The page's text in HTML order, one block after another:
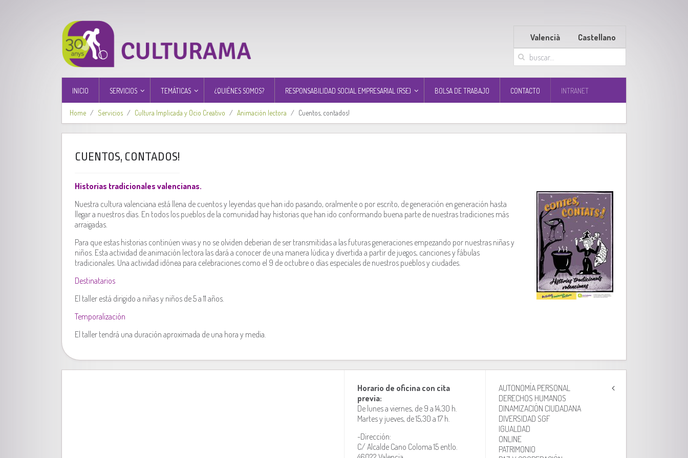
Valencià Castellano
INICIO SERVICIOS TEMÁTICAS ¿QUIÉNES SOMOS? RESPONSABILIDAD SOCIAL EMPRESARIAL (RSE) BOLSA DE TRABAJO CONTACTO INTRANET
Home Servicios Cultura Implicada y Ocio Creativo Animación lectora Cuentos, contados!
CUENTOS, CONTADOS!
Historias tradicionales valencianas.
Nuestra cultura valenciana está llena de cuentos y leyendas que han ido pasando, oralmente o por escrito, de generación en generación hasta
llegar a nuestros días. En todos los pueblos de la comunidad hay historias que han ido conformando buena parte de nuestras tradiciones más
arraigadas.
Para que estas historias continúen vivas y no se olviden deberian de ser transmitidas a las futuras generaciones empezando por nuestras niñas y
niños. Esta actividad de animación lectora las dará a conocer de una manera lúdica y divertida a partir de juegos, canciones y fábulas
tradicionales. Una actividad idónea para celebraciones como el 9 de octubre o días especiales de nuestros pueblos y ciudades.
Destinatarios
El taller está dirigido a niñas y niños de 5 a 11 años.
Temporalización
El taller tendrá una duración aproximada de una hora y media.
Horario de oficina con cita
previa:
De lunes a viernes, de 9 a 14,30 h.
Martes y jueves, de 15,30 a 17 h.
-Dirección:
C/ Alcalde Cano Coloma 15 entlo.
AUTONOMÍA PERSONAL
DERECHOS HUMANOS
DINAMIZACIÓN CIUDADANA
DIVERSIDAD SGF
IGUALDAD
ONLINE
PATRIMONIO